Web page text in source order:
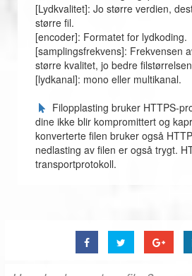
[Lydkvalitet]: Jo større verdien,
større fil.
[encoder]: Formatet for lydkoding.
[samplingsfrekvens]: Frekvensen
større kvalitet, jo bedre
[lydkanal]: mono eller multikanal.
Filopplasting bruker HTTPS-
dine ikke blir kompromittert og
konverterte filen bruker også
nedlasting av filen er også trygt.
transportprotokoll.